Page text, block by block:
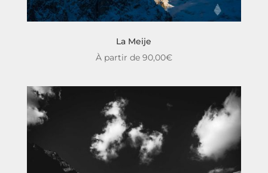
La Meije
À partir de 90,00€